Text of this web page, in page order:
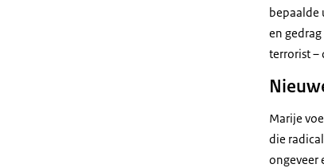
bepaalde
en
terrorist –
Marije
die
ongeveer